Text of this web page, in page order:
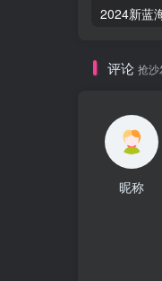
评论 抢沙
昵称